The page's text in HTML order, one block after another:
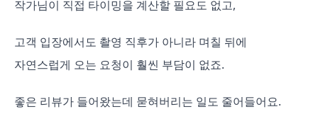
작가님이 직접 타이밍을 계산할 필요도 없고,
고객 입장에서도 촬영 직후가 아니라 며칠 뒤에
자연스럽게 오는 요청이 훨씬 부담이 없죠.
좋은 리뷰가 들어왔는데 묻혀버리는 일도 줄어들어요.